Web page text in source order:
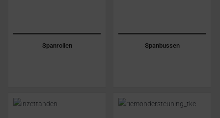
Spanrollen Spanbussen